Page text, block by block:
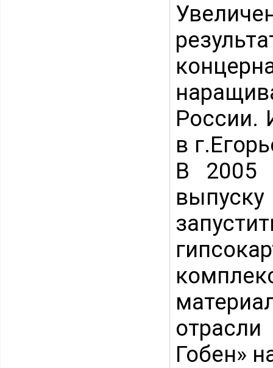
России.
в
В 2005
Гобен»